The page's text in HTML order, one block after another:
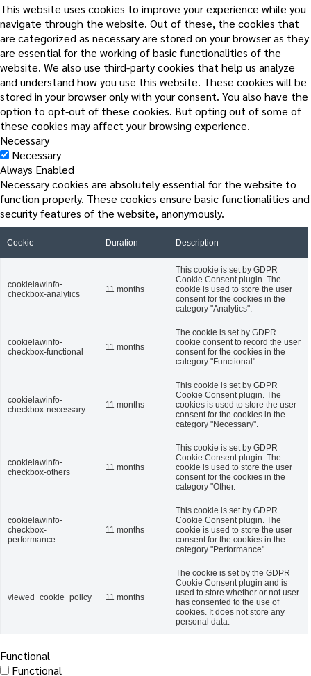
This website uses cookies to improve your experience while you
navigate through the website. Out of these, the cookies that
are categorized as necessary are stored on your browser as they
are essential for the working of basic functionalities of the
website. We also use third-party cookies that help us analyze
and understand how you use this website. These cookies will be
stored in your browser only with your consent. You also have the
option to opt-out of these cookies. But opting out of some of
these cookies may affect your browsing experience.
Necessary
Necessary
Always Enabled
Necessary cookies are absolutely essential for the website to
function properly. These cookies ensure basic functionalities and
security features of the website, anonymously.
Cookie Duration Description
cookielawinfo-
checkbox-analytics
11 months
This cookie is set by GDPR
Cookie Consent plugin. The
cookie is used to store the user
consent for the cookies in the
category "Analytics".
cookielawinfo-
checkbox-functional
11 months
The cookie is set by GDPR
cookie consent to record the user
consent for the cookies in the
category "Functional".
cookielawinfo-
checkbox-necessary
11 months
This cookie is set by GDPR
Cookie Consent plugin. The
cookies is used to store the user
consent for the cookies in the
category "Necessary".
cookielawinfo-
checkbox-others
11 months
This cookie is set by GDPR
Cookie Consent plugin. The
cookie is used to store the user
consent for the cookies in the
category "Other.
cookielawinfo-
checkbox-
performance
11 months
This cookie is set by GDPR
Cookie Consent plugin. The
cookie is used to store the user
consent for the cookies in the
category "Performance".
viewed_cookie_policy 11 months
The cookie is set by the GDPR
Cookie Consent plugin and is
used to store whether or not user
has consented to the use of
cookies. It does not store any
personal data.
Functional
Functional